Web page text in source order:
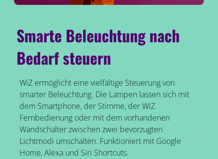
Smarte Beleuchtung nach
Bedarf steuern
WiZ ermöglicht eine vielfältige Steuerung von
smarter Beleuchtung. Die Lampen lassen sich mit
dem Smartphone, der Stimme, der WiZ
Fernbedienung oder mit dem vorhandenen
Wandschalter zwischen zwei bevorzugten
Lichtmodi umschalten. Funktioniert mit Google
Home, Alexa und Siri Shortcuts.